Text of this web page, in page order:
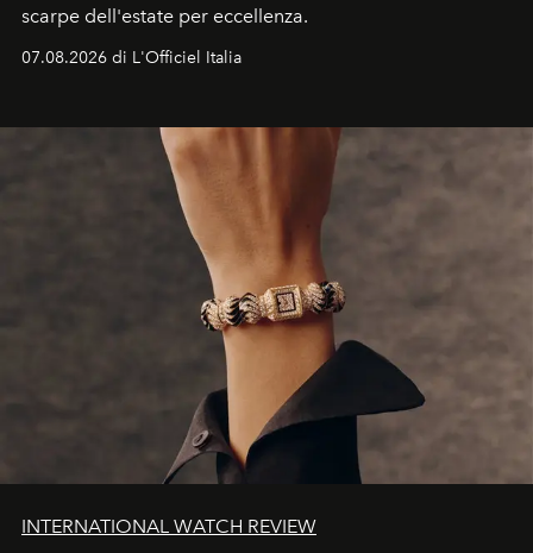
scarpe dell'estate per eccellenza.
07.08.2026 di L'Officiel Italia
INTERNATIONAL WATCH REVIEW